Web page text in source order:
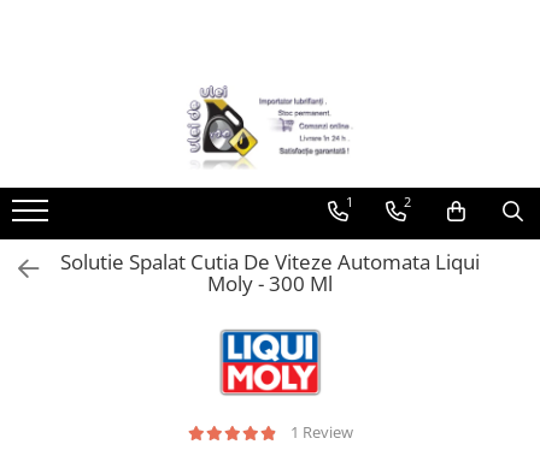
► Detailing si cosmetica
Curatare tapiterie auto
Curatare si intretinere piele
Plastice interioare
1 2
Solutie Spalat Cutia De Viteze Automata Liqui
Moly - 300 Ml
1 Review